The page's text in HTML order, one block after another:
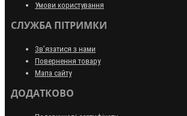
Умови користування
СЛУЖБА ПІТРИМКИ
Зв’язатися з нами
Повернення товару
Мапа сайту
ДОДАТКОВО